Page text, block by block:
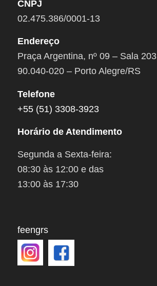
CNPJ
02.475.386/0001-13
Endereço
Praça Argentina, nº 09 – Sala 203
90.040-020 – Porto Alegre/RS
Telefone
+55 (51) 3308-3923
Horário de Atendimento
Segunda a Sexta-feira:
08:30 às 12:00 e das
13:00 às 17:30
feengrs